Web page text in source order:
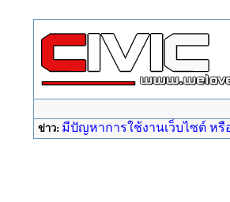
ข่าว: มีปัญหาการใช้งานเว็บไซต์ ห